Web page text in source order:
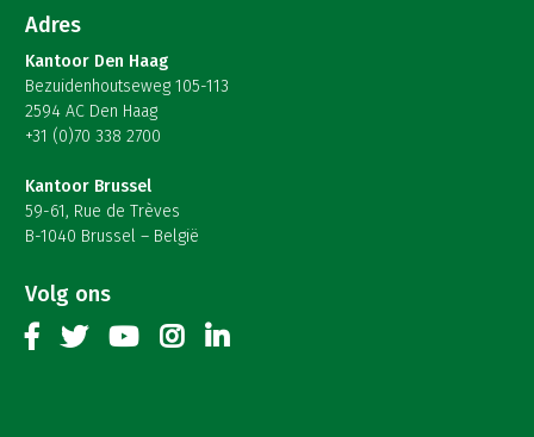
Adres
Kantoor Den Haag
Bezuidenhoutseweg 105-113
2594 AC Den Haag
+31 (0)70 338 2700
Kantoor Brussel
59-61, Rue de Trèves
B-1040 Brussel – België
Volg ons